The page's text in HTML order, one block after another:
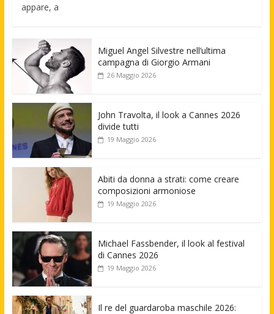
appare, a
Miguel Angel Silvestre nell’ultima
campagna di Giorgio Armani
26 Maggio 2026
John Travolta, il look a Cannes 2026
divide tutti
19 Maggio 2026
Abiti da donna a strati: come creare
composizioni armoniose
19 Maggio 2026
Michael Fassbender, il look al festival
di Cannes 2026
19 Maggio 2026
Il re del guardaroba maschile 2026: